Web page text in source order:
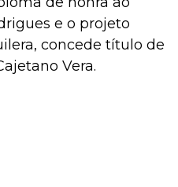
e o projeto
concede título de
Vera.